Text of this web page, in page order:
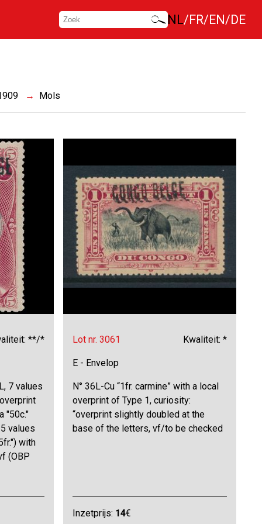
NL FR EN DE
Mols
**/*
7 values
"50c."
values
with
(OBP
Lot nr. 3061 Kwaliteit: *
E - Envelop
N° 36L-Cu “1fr. carmine” with a local
overprint of Type 1, curiosity:
“overprint slightly doubled at the
base of the letters, vf/to be checked
Inzetprijs: 14€